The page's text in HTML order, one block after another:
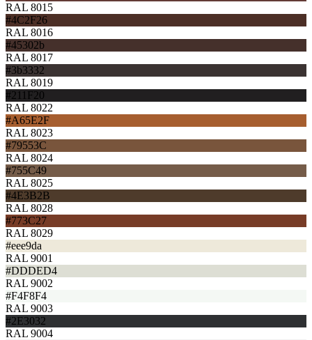
RAL 8015
#4C2F26
RAL 8016
#45302b
RAL 8017
#3b3332
RAL 8019
#211F20
RAL 8022
#A65E2F
RAL 8023
#79553C
RAL 8024
#755C49
RAL 8025
#4E3B2B
RAL 8028
#773C27
RAL 8029
#eee9da
RAL 9001
#DDDED4
RAL 9002
#F4F8F4
RAL 9003
#2E3032
RAL 9004